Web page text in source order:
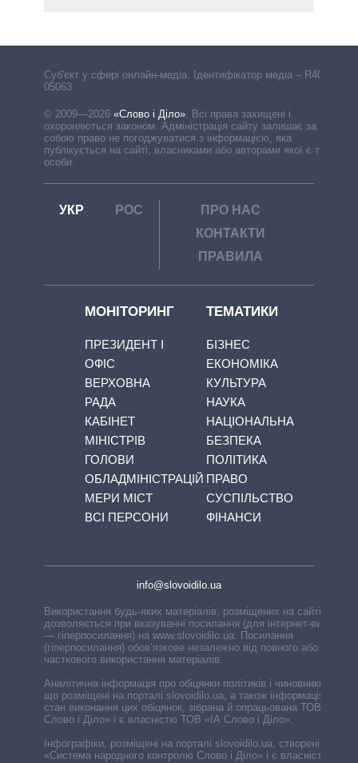
Cуб'єкт у сфері онлайн-медіа. Ідентифікатор медіа – R40-
05063
© 2009—2026 «Слово і Діло». Всі права захищені і
охороняються законом. Адміністрація сайту залишає за
собою право не погоджуватися з інформацією, яка
публікується на сайті, власниками або авторами якої є треті
особи.
УКР РОС
ПРО НАС
КОНТАКТИ
ПРАВИЛА
МОНІТОРИНГ
ПРЕЗИДЕНТ І
ОФІС
ВЕРХОВНА
РАДА
КАБІНЕТ
МІНІСТРІВ
ГОЛОВИ
ОБЛАДМІНІСТРАЦІЙ
МЕРИ МІСТ
ВСІ ПЕРСОНИ
ТЕМАТИКИ
БІЗНЕС
ЕКОНОМІКА
КУЛЬТУРА
НАУКА
НАЦІОНАЛЬНА
БЕЗПЕКА
ПОЛІТИКА
ПРАВО
СУСПІЛЬСТВО
ФІНАНСИ
info@slovoidilo.ua
Використання будь-яких матеріалів, розміщених на сайті,
дозволяється при вказуванні посилання (для інтернет-видань
— гіперпосилання) на www.slovoidilo.ua. Посилання
(гіперпосилання) обов’язкове незалежно від повного або
часткового використання матеріалів.
Аналітична інформація про обіцянки політиків і чиновників,
що розміщені на порталі slovoidilo.ua, а також інформація про
стан виконання цих обіцянок, зібрана й опрацьована ТОВ «ІА
Слово і Діло» і є власністю ТОВ «ІА Слово і Діло».
Інфографіки, розміщені на порталі slovoidilo.ua, створені ГО
«Система народного контролю Слово і Діло» і є власністю